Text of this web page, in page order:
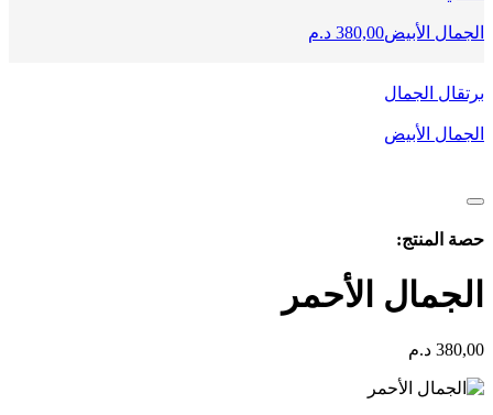
الجمال الأبيض380,00 د.م
برتقال الجمال
الجمال الأبيض
حصة المنتج:
الجمال الأحمر
380,00 د.م